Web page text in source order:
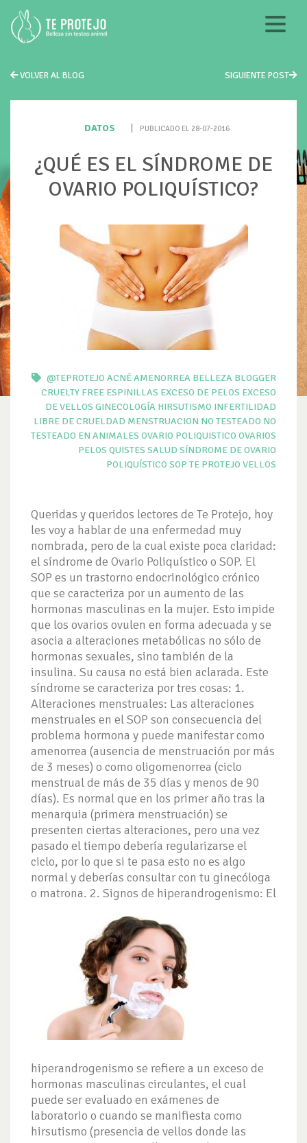
VOLVER AL BLOG SIGUIENTE POST
DATOS PUBLICADO EL 28-07-2016
¿QUÉ ES EL SÍNDROME DE
OVARIO POLIQUÍSTICO?
@TEPROTEJO ACNÉAMENORREA BELLEZA BLOGGER
CRUELTY FREE ESPINILLAS EXCESO DE PELOS EXCESO
DE VELLOS GINECOLOGÍA HIRSUTISMO INFERTILIDAD
LIBRE DE CRUELDAD MENSTRUACION NO TESTEADO NO
TESTEADO EN ANIMALES OVARIO POLIQUISTICO OVARIOS
PELOS QUISTES SALUD SÍNDROME DE OVARIO
POLIQUÍSTICO SOP TE PROTEJO VELLOS
Queridas y queridos lectores de Te Protejo, hoy
les voy a hablar de una enfermedad muy
nombrada, pero de la cual existe poca claridad:
el síndrome de Ovario Poliquístico o SOP. El
SOP es un trastorno endocrinológico crónico
que se caracteriza por un aumento de las
hormonas masculinas en la mujer. Esto impide
que los ovarios ovulen en forma adecuada y se
asocia a alteraciones metabólicas no sólo de
hormonas sexuales, sino también de la
insulina. Su causa no está bien aclarada. Este
síndrome se caracteriza por tres cosas: 1.
Alteraciones menstruales: Las alteraciones
menstruales en el SOP son consecuencia del
problema hormona y puede manifestar como
amenorrea (ausencia de menstruación por más
de 3 meses) o como oligomenorrea (ciclo
menstrual de más de 35 días y menos de 90
días). Es normal que en los primer año tras la
menarquia (primera menstruación) se
presenten ciertas alteraciones, pero una vez
pasado el tiempo debería regularizarse el
ciclo, por lo que si te pasa esto no es algo
normal y deberías consultar con tu ginecóloga
o matrona. 2. Signos de hiperandrogenismo: El
hiperandrogenismo se refiere a un exceso de
hormonas masculinas circulantes, el cual
puede ser evaluado en exámenes de
laboratorio o cuando se manifiesta como
hirsutismo (presencia de vellos donde las